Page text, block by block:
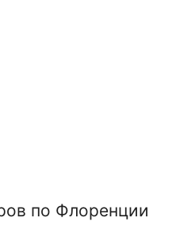
по Флоренции